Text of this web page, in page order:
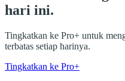
hari ini.
Tingkatkan ke Pro+ untuk
terbatas setiap harinya.
Tingkatkan ke Pro+